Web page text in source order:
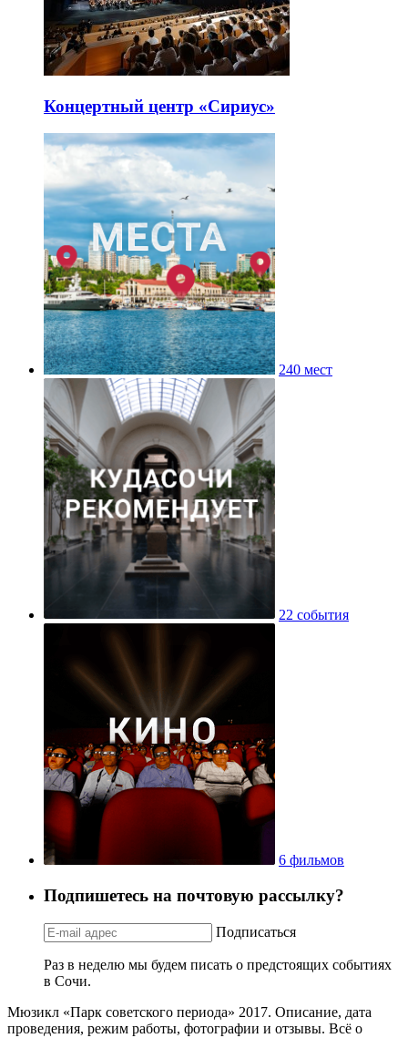
Концертный центр «Сириус»
240 мест
22 события
6 фильмов
Подпишетесь на почтовую рассылку?
Подписаться
Раз в неделю мы будем писать о предстоящих событиях
в Сочи.
Мюзикл «Парк советского периода» 2017. Описание, дата
проведения, режим работы, фотографии и отзывы. Всё о